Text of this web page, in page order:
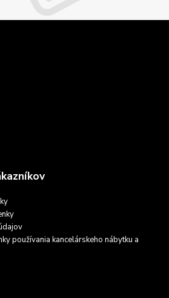
používania kancelárskeho nábytku a